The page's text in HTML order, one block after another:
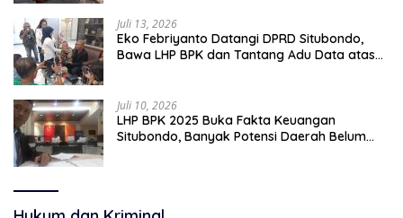
Juli 13, 2026
Eko Febriyanto Datangi DPRD Situbondo,
Bawa LHP BPK dan Tantang Adu Data atas
Juli 10, 2026
LHP BPK 2025 Buka Fakta Keuangan
Situbondo, Banyak Potensi Daerah Belum